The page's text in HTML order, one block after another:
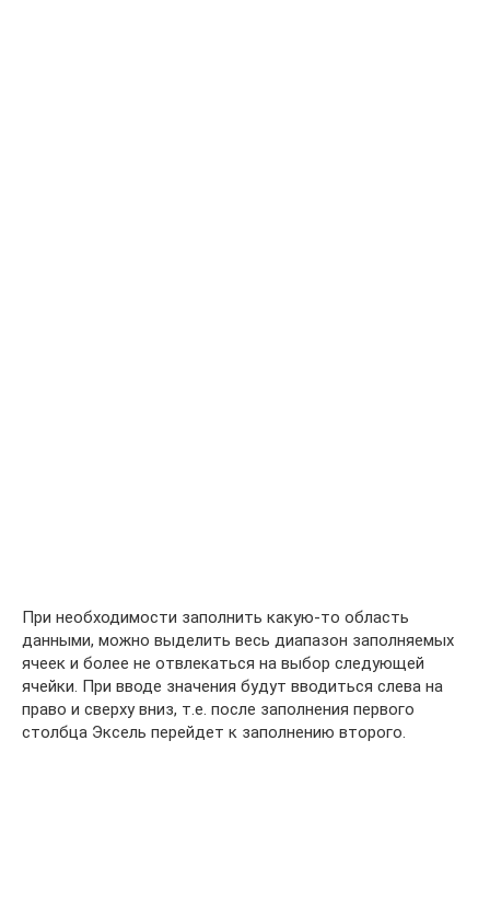
При необходимости заполнить какую-то область
данными, можно выделить весь диапазон заполняемых
ячеек и более не отвлекаться на выбор следующей
ячейки. При вводе значения будут вводиться слева на
право и сверху вниз, т.е. после заполнения первого
столбца Эксель перейдет к заполнению второго.